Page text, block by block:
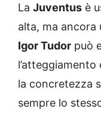
La Juventus è
alta, ma ancora
Igor Tudor può
l’atteggiamento
la concretezza
sempre lo